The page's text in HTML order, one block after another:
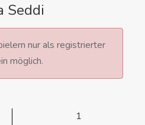
Seddi
nur als registrierter
möglich.
1